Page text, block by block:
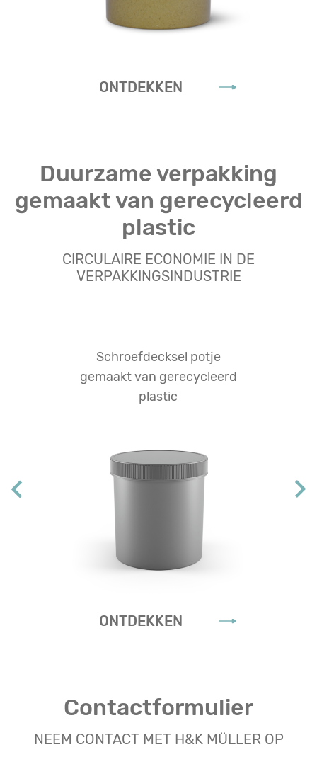
ONTDEKKEN
Duurzame verpakking
gemaakt van gerecycleerd
plastic
CIRCULAIRE ECONOMIE IN DE
VERPAKKINGSINDUSTRIE
Schroefdecksel potje
gemaakt van gerecycleerd
plastic
ONTDEKKEN
Contactformulier
NEEM CONTACT MET H&K MÜLLER OP